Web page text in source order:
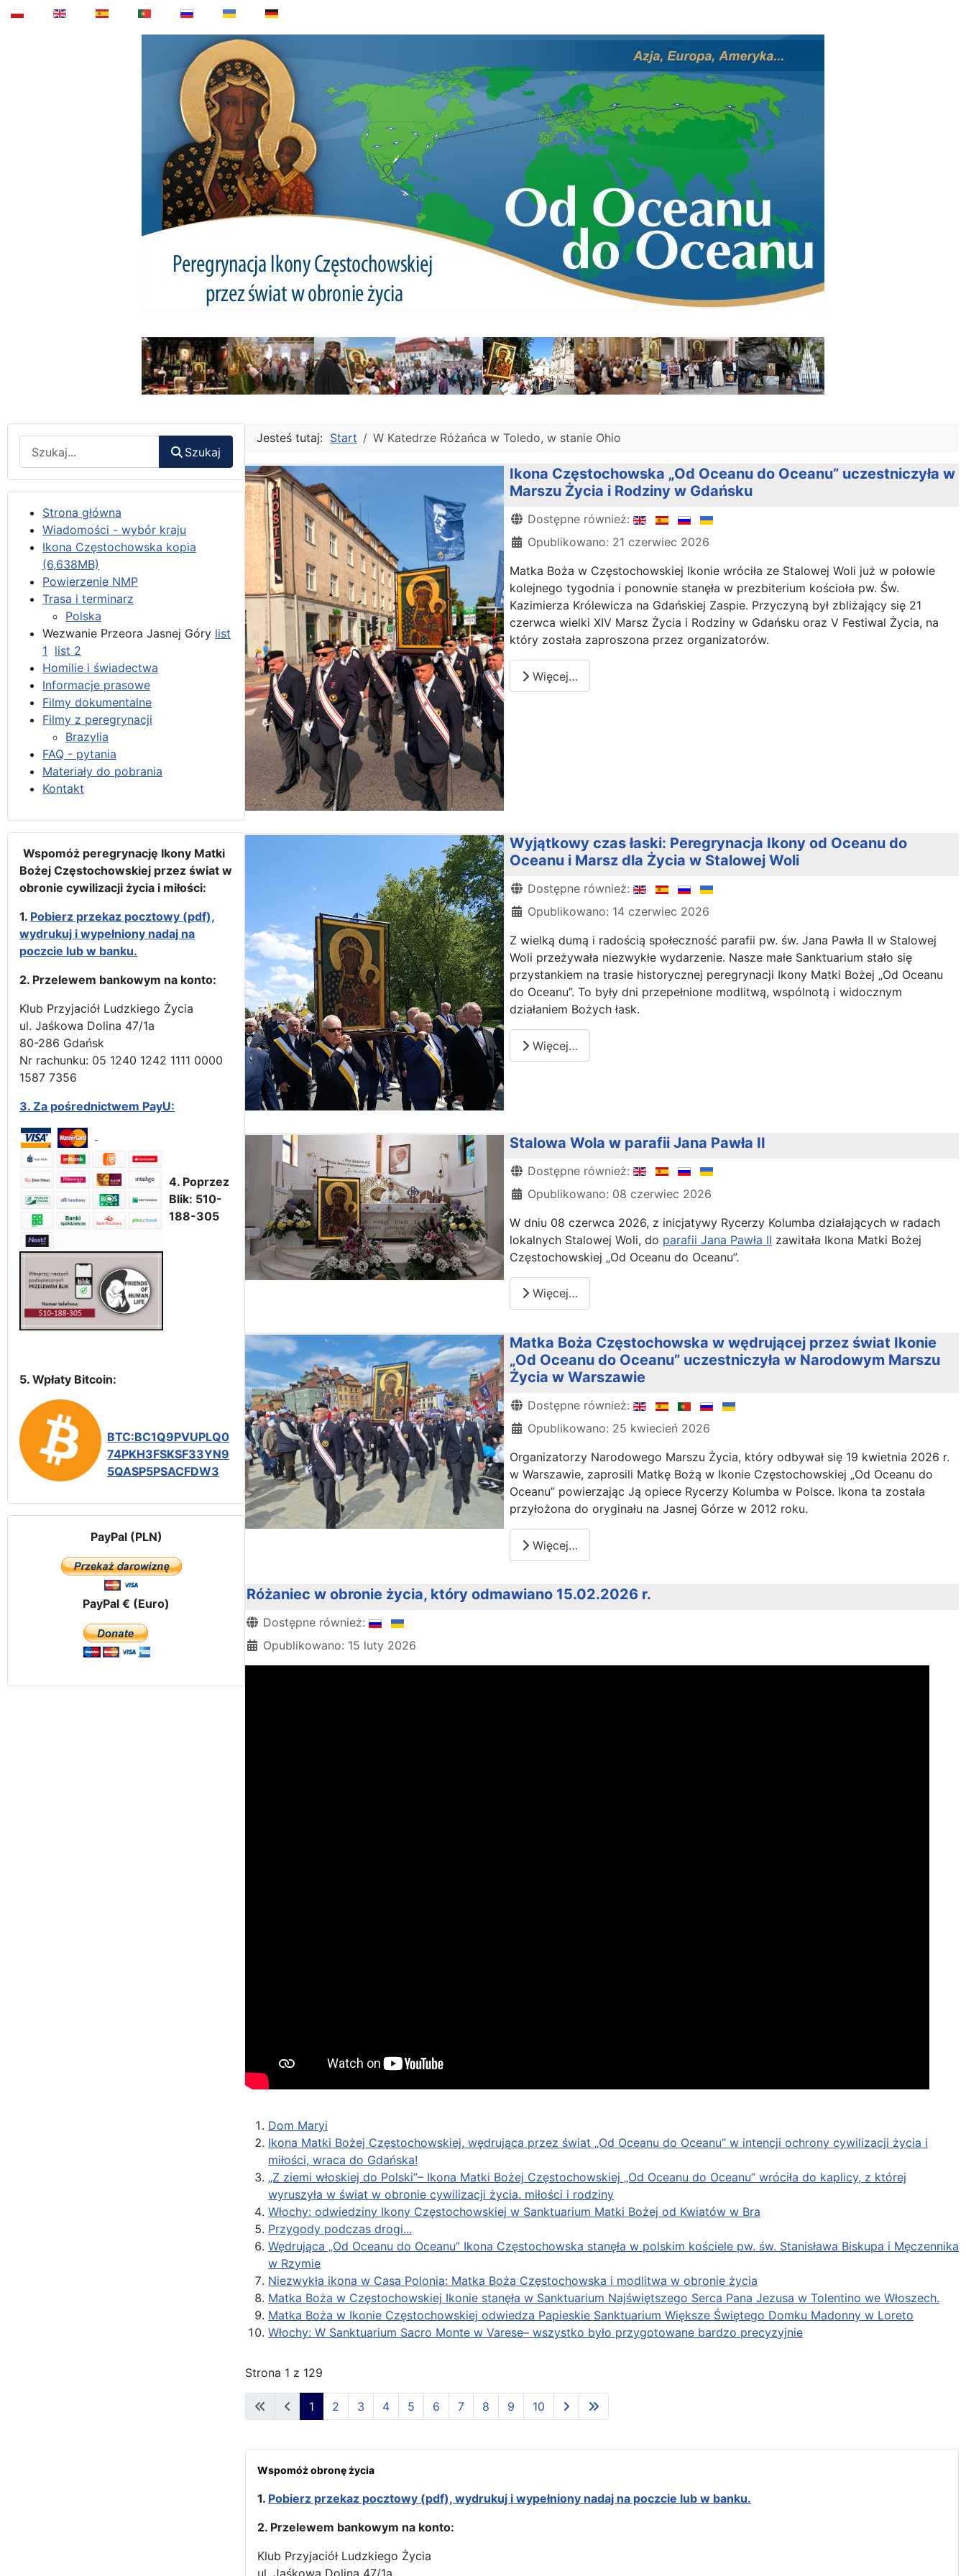
Szukaj
Strona główna
Wiadomości - wybór kraju
Ikona Częstochowska kopia
(6,638MB)
Powierzenie NMP
Trasa i terminarz
Polska
Wezwanie Przeora Jasnej Góry list
1 list 2
Homilie i świadectwa
Informacje prasowe
Filmy dokumentalne
Filmy z peregrynacji
Brazylia
FAQ - pytania
Materiały do pobrania
Kontakt
Wspomóż peregrynację Ikony Matki
Bożej Częstochowskiej przez świat w
obronie cywilizacji życia i miłości:
1. Pobierz przekaz pocztowy (pdf),
wydrukuj i wypełniony nadaj na
poczcie lub w banku.
2. Przelewem bankowym na konto:
Klub Przyjaciół Ludzkiego Życia
ul. Jaśkowa Dolina 47/1a
80-286 Gdańsk
Nr rachunku: 05 1240 1242 1111 0000
1587 7356
3. Za pośrednictwem PayU:
4. Poprzez
Blik: 510-
188-305
5. Wpłaty Bitcoin:
BTC:BC1Q9PVUPLQ0
74PKH3FSKSF33YN9
5QASP5PSACFDW3
PayPal (PLN)
PayPal € (Euro)
Jesteś tutaj: Start W Katedrze Różańca w Toledo, w stanie Ohio
Ikona Częstochowska „Od Oceanu do Oceanu” uczestniczyła w
Marszu Życia i Rodziny w Gdańsku
Szczegóły
Dostępne również:
Opublikowano: 21 czerwiec 2026
Matka Boża w Częstochowskiej Ikonie wróciła ze Stalowej Woli już w połowie
kolejnego tygodnia i ponownie stanęła w prezbiterium kościoła pw. Św.
Kazimierza Królewicza na Gdańskiej Zaspie. Przyczyną był zbliżający się 21
czerwca wielki XIV Marsz Życia i Rodziny w Gdańsku oraz V Festiwal Życia, na
który została zaproszona przez organizatorów.
Więcej…
Wyjątkowy czas łaski: Peregrynacja Ikony od Oceanu do
Oceanu i Marsz dla Życia w Stalowej Woli
Szczegóły
Dostępne również:
Opublikowano: 14 czerwiec 2026
Z wielką dumą i radością społeczność parafii pw. św. Jana Pawła II w Stalowej
Woli przeżywała niezwykłe wydarzenie. Nasze małe Sanktuarium stało się
przystankiem na trasie historycznej peregrynacji Ikony Matki Bożej „Od Oceanu
do Oceanu”. To były dni przepełnione modlitwą, wspólnotą i widocznym
działaniem Bożych łask.
Więcej…
Stalowa Wola w parafii Jana Pawła II
Szczegóły
Dostępne również:
Opublikowano: 08 czerwiec 2026
W dniu 08 czerwca 2026, z inicjatywy Rycerzy Kolumba działających w radach
lokalnych Stalowej Woli, do parafii Jana Pawła II zawitała Ikona Matki Bożej
Częstochowskiej „Od Oceanu do Oceanu”.
Więcej…
Matka Boża Częstochowska w wędrującej przez świat Ikonie
„Od Oceanu do Oceanu” uczestniczyła w Narodowym Marszu
Życia w Warszawie
Szczegóły
Dostępne również:
Opublikowano: 25 kwiecień 2026
Organizatorzy Narodowego Marszu Życia, który odbywał się 19 kwietnia 2026 r.
w Warszawie, zaprosili Matkę Bożą w Ikonie Częstochowskiej „Od Oceanu do
Oceanu” powierzając Ją opiece Rycerzy Kolumba w Polsce. Ikona ta została
przyłożona do oryginału na Jasnej Górze w 2012 roku.
Więcej…
Różaniec w obronie życia, który odmawiano 15.02.2026 r.
Szczegóły
Dostępne również:
Opublikowano: 15 luty 2026
Dom Maryi
Ikona Matki Bożej Częstochowskiej, wędrująca przez świat „Od Oceanu do Oceanu” w intencji ochrony cywilizacji życia i
miłości, wraca do Gdańska!
„Z ziemi włoskiej do Polski”– Ikona Matki Bożej Częstochowskiej „Od Oceanu do Oceanu” wróciła do kaplicy, z której
wyruszyła w świat w obronie cywilizacji życia. miłości i rodziny
Włochy: odwiedziny Ikony Częstochowskiej w Sanktuarium Matki Bożej od Kwiatów w Bra
Przygody podczas drogi...
Wędrująca „Od Oceanu do Oceanu” Ikona Częstochowska stanęła w polskim kościele pw. św. Stanisława Biskupa i Męczennika
w Rzymie
Niezwykła ikona w Casa Polonia: Matka Boża Częstochowska i modlitwa w obronie życia
Matka Boża w Częstochowskiej Ikonie stanęła w Sanktuarium Najświętszego Serca Pana Jezusa w Tolentino we Włoszech.
Matka Boża w Ikonie Częstochowskiej odwiedza Papieskie Sanktuarium Większe Świętego Domku Madonny w Loreto
Włochy: W Sanktuarium Sacro Monte w Varese– wszystko było przygotowane bardzo precyzyjnie
Strona 1 z 129
1 2 3 4 5 6 7 8 9 10
Wspomóż obronę życia
1. Pobierz przekaz pocztowy (pdf), wydrukuj i wypełniony nadaj na poczcie lub w banku.
2. Przelewem bankowym na konto:
Klub Przyjaciół Ludzkiego Życia